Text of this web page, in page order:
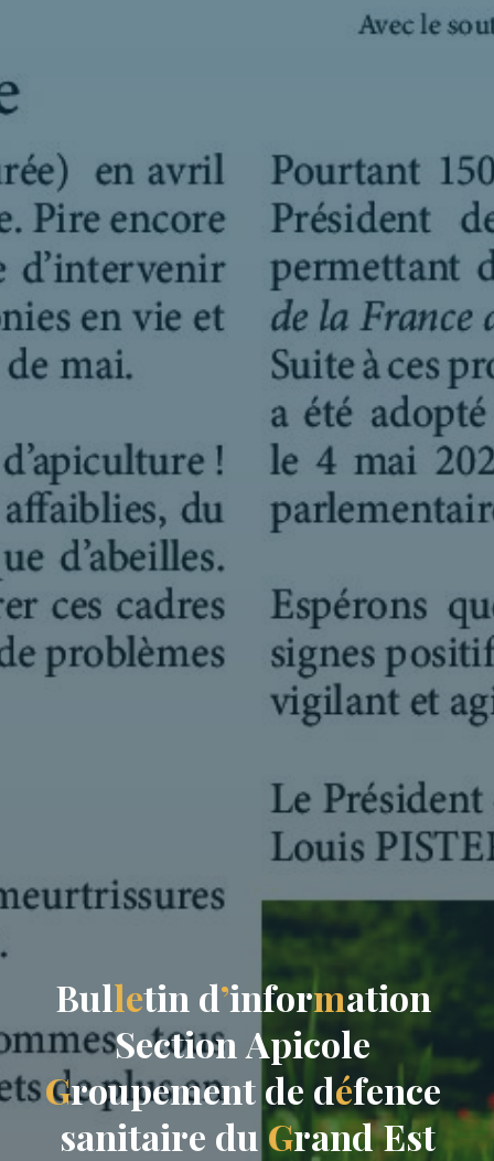
Bulletin d’information
Section Apicole
Groupement de défence
sanitaire du GrandEst